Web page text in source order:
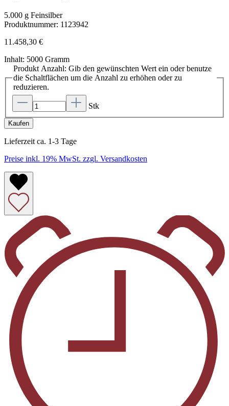
5.000 g Feinsilber
Produktnummer: 1123942
11.458,30 €
Inhalt: 5000 Gramm
Produkt Anzahl: Gib den gewünschten Wert ein oder benutze
die Schaltflächen um die Anzahl zu erhöhen oder zu
reduzieren.
Stk
Kaufen
Lieferzeit ca. 1-3 Tage
Preise inkl. 19% MwSt. zzgl. Versandkosten